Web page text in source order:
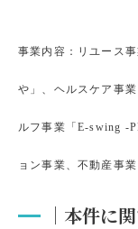
事業内容：リユース
や」、ヘルスケア事
ルフ事業「E-swing -
ョン事業、不動産事
｜本件に